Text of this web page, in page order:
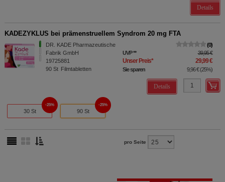
Details
KADEZYKLUS bei prämenstruellem Syndrom 20 mg FTA
DR. KADE Pharmazeutische
Fabrik GmbH
19725881
90 St Filmtabletten
0
UVP** 39,95 €
Unser Preis* 29,99 €
Sie sparen 9,96 €(25%)
Details
30 St
25%
90 St
25%
pro Seite